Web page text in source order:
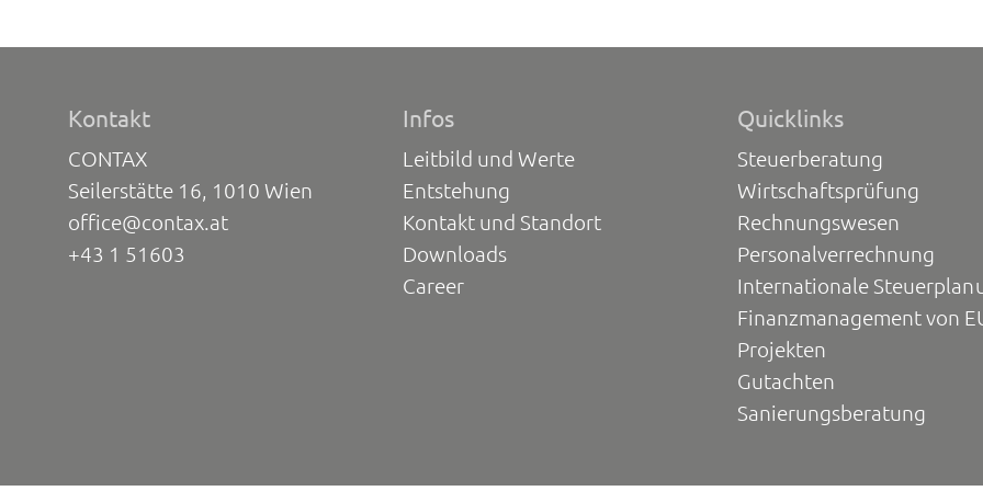
Kontakt
CONTAX
Seilerstätte 16, 1010 Wien
office@contax.at
+43 1 51603
Infos
Leitbild und Werte
Entstehung
Kontakt und Standort
Downloads
Career
Quicklinks
Steuerberatung
Wirtschaftsprüfung
Rechnungswesen
Personalverrechnung
Internationale
Finanzmanagement von
Projekten
Gutachten
Sanierungsberatung